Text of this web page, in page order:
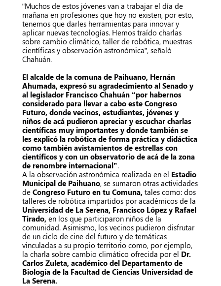
“Muchos de estos jóvenes van a trabajar el día de
mañana en profesiones que hoy no existen, por esto,
tenemos que darles herramientas para innovar y
aplicar nuevas tecnologías. Hemos traído charlas
sobre cambio climático, taller de robótica, muestras
científicas y observación astronómica”, señaló
Chahuán.
El alcalde de la comuna de Paihuano, Hernán
Ahumada, expresó su agradecimiento al Senado y
al legislador Francisco Chahuán “por habernos
considerado para llevar a cabo este Congreso
Futuro, donde vecinos, estudiantes, jóvenes y
niños de acá pudieron apreciar y escuchar charlas
científicas muy importantes y donde también se
les explicó la robótica de forma práctica y didáctica
como también avistamientos de estrellas con
científicos y con un observatorio de acá de la zona
de renombre internacional”.
A la observación astronómica realizada en el Estadio
Municipal de Paihuano, se sumaron otras actividades
de Congreso Futuro en tu Comuna, tales como: dos
talleres de robótica impartidos por académicos de la
Universidad de La Serena, Francisco López y Rafael
Tirado, en los que participaron niños de la
comunidad. Asimismo, los vecinos pudieron disfrutar
de un ciclo de cine del futuro y de temáticas
vinculadas a su propio territorio como, por ejemplo,
la charla sobre cambio climático ofrecida por el Dr.
Carlos Zuleta, académico del Departamento de
Biología de la Facultad de Ciencias Universidad de
La Serena.